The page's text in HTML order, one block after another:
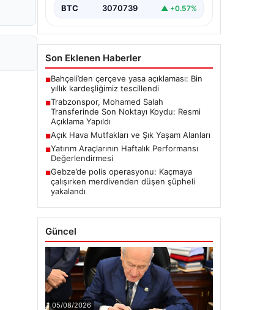
BTC 3070739 ▲ +0.57%
Son Eklenen Haberler
■Bahçeli’den çerçeve yasa açıklaması: Bin
yıllık kardeşliğimiz tescillendi
■Trabzonspor, Mohamed Salah
Transferinde Son Noktayı Koydu: Resmi
Açıklama Yapıldı
■Açık Hava Mutfakları ve Şık Yaşam Alanları
■Yatırım Araçlarının Haftalık Performansı
Değerlendirmesi
■Gebze’de polis operasyonu: Kaçmaya
çalışırken merdivenden düşen şüpheli
yakalandı
Güncel
05/08/2026